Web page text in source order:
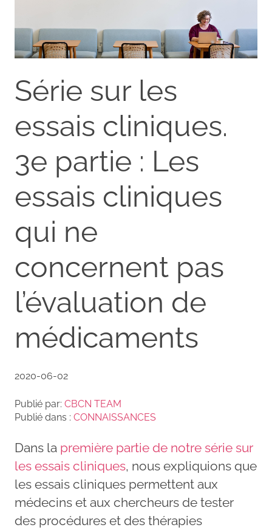
Série sur les
essais cliniques.
3e partie : Les
essais cliniques
qui ne
concernent pas
l’évaluation de
médicaments
2020-06-02
Publié par: CBCN TEAM
Publié dans : CONNAISSANCES
Dans la première partie de notre série sur
les essais cliniques, nous expliquions que
les essais cliniques permettent aux
médecins et aux chercheurs de tester
des procédures et des thérapies